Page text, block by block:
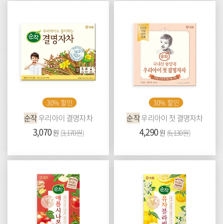
30% 할인
순작우리아이 결명자차
가
3,070원 (이
격:
3,170원)
30% 할인
순작우리아이 첫 결명자차
가
4,290원 (이
격:
6,130원)